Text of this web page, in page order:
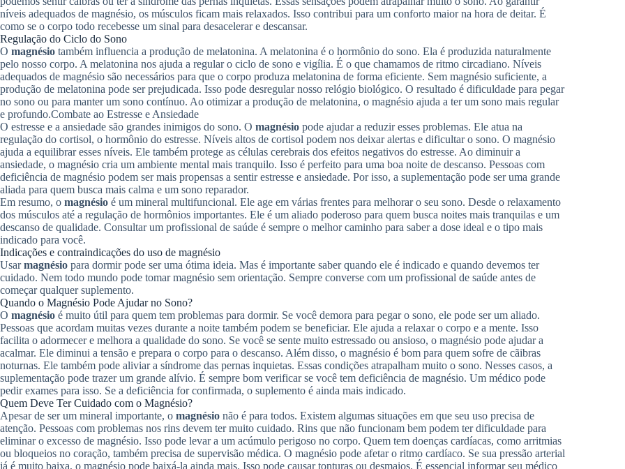
níveis adequados de magnésio, os músculos ficam mais relaxados. Isso contribui para um conforto maior na hora de deitar. É
como se o corpo todo recebesse um sinal para desacelerar e descansar.
Regulação do Ciclo do Sono
O magnésio também influencia a produção de melatonina. A melatonina é o hormônio do sono. Ela é produzida naturalmente
pelo nosso corpo. A melatonina nos ajuda a regular o ciclo de sono e vigília. É o que chamamos de ritmo circadiano. Níveis
adequados de magnésio são necessários para que o corpo produza melatonina de forma eficiente. Sem magnésio suficiente, a
produção de melatonina pode ser prejudicada. Isso pode desregular nosso relógio biológico. O resultado é dificuldade para pegar
no sono ou para manter um sono contínuo. Ao otimizar a produção de melatonina, o magnésio ajuda a ter um sono mais regular
e profundo.Combate ao Estresse e Ansiedade
O estresse e a ansiedade são grandes inimigos do sono. O magnésio pode ajudar a reduzir esses problemas. Ele atua na
regulação do cortisol, o hormônio do estresse. Níveis altos de cortisol podem nos deixar alertas e dificultar o sono. O magnésio
ajuda a equilibrar esses níveis. Ele também protege as células cerebrais dos efeitos negativos do estresse. Ao diminuir a
ansiedade, o magnésio cria um ambiente mental mais tranquilo. Isso é perfeito para uma boa noite de descanso. Pessoas com
deficiência de magnésio podem ser mais propensas a sentir estresse e ansiedade. Por isso, a suplementação pode ser uma grande
aliada para quem busca mais calma e um sono reparador.
Em resumo, o magnésio é um mineral multifuncional. Ele age em várias frentes para melhorar o seu sono. Desde o relaxamento
dos músculos até a regulação de hormônios importantes. Ele é um aliado poderoso para quem busca noites mais tranquilas e um
descanso de qualidade. Consultar um profissional de saúde é sempre o melhor caminho para saber a dose ideal e o tipo mais
indicado para você.
Indicações e contraindicações do uso de magnésio
Usarmagnésio para dormir pode ser uma ótima ideia. Mas é importante saber quando ele é indicado e quando devemos ter
cuidado. Nem todo mundo pode tomar magnésio sem orientação. Sempre converse com um profissional de saúde antes de
começar qualquer suplemento.
Quando o Magnésio Pode Ajudar no Sono?
O magnésio é muito útil para quem tem problemas para dormir. Se você demora para pegar o sono, ele pode ser um aliado.
Pessoas que acordam muitas vezes durante a noite também podem se beneficiar. Ele ajuda a relaxar o corpo e a mente. Isso
facilita o adormecer e melhora a qualidade do sono. Se você se sente muito estressado ou ansioso, o magnésio pode ajudar a
acalmar. Ele diminui a tensão e prepara o corpo para o descanso. Além disso, o magnésio é bom para quem sofre de cãibras
noturnas. Ele também pode aliviar a síndrome das pernas inquietas. Essas condições atrapalham muito o sono. Nesses casos, a
suplementação pode trazer um grande alívio. É sempre bom verificar se você tem deficiência de magnésio. Um médico pode
pedir exames para isso. Se a deficiência for confirmada, o suplemento é ainda mais indicado.
Quem Deve Ter Cuidado com o Magnésio?
Apesar de ser um mineral importante, o magnésio não é para todos. Existem algumas situações em que seu uso precisa de
atenção. Pessoas com problemas nos rins devem ter muito cuidado. Rins que não funcionam bem podem ter dificuldade para
eliminar o excesso de magnésio. Isso pode levar a um acúmulo perigoso no corpo. Quem tem doenças cardíacas, como arritmias
ou bloqueios no coração, também precisa de supervisão médica. O magnésio pode afetar o ritmo cardíaco. Se sua pressão arterial
já é muito baixa, o magnésio pode baixá-la ainda mais. Isso pode causar tonturas ou desmaios. É essencial informar seu médico